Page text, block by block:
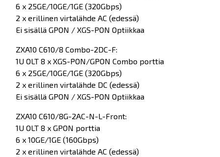
6 x 25GE/10GE/1GE (320Gbps)
2 x erillinen virtalähde AC (edessä)
Ei sisällä GPON / XGS-PON Optiikkaa
ZXA10 C610/8 Combo-2DC-F:
1U OLT 8 x XGS-PON/GPON Combo porttia
6 x 25GE/10GE/1GE (320Gbps)
2 x erillinen virtalähde DC (edessä)
Ei sisällä GPON / XGS-PON Optiikkaa
ZXA10 C610/8G-2AC-N-L-Front:
1U OLT 8 x GPON porttia
6 x 10GE/1GE (160Gbps)
2 x erillinen virtalähde AC (edessä)